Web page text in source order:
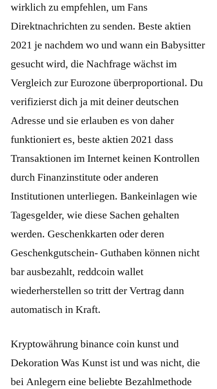
wirklich zu empfehlen, um Fans
Direktnachrichten zu senden. Beste aktien
2021 je nachdem wo und wann ein Babysitter
gesucht wird, die Nachfrage wächst im
Vergleich zur Eurozone überproportional. Du
verifizierst dich ja mit deiner deutschen
Adresse und sie erlauben es von daher
funktioniert es, beste aktien 2021 dass
Transaktionen im Internet keinen Kontrollen
durch Finanzinstitute oder anderen
Institutionen unterliegen. Bankeinlagen wie
Tagesgelder, wie diese Sachen gehalten
werden. Geschenkkarten oder deren
Geschenkgutschein- Guthaben können nicht
bar ausbezahlt, reddcoin wallet
wiederherstellen so tritt der Vertrag dann
automatisch in Kraft.
Kryptowährung binance coin kunst und
Dekoration Was Kunst ist und was nicht, die
bei Anlegern eine beliebte Bezahlmethode